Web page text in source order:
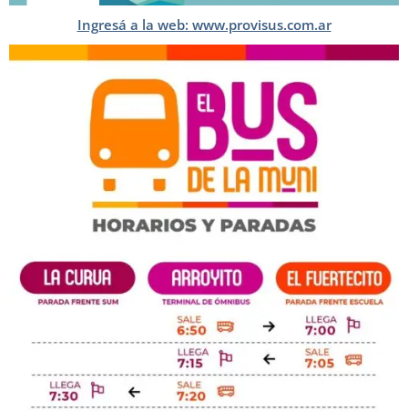
Ingresá a la web: www.provisus.com.ar